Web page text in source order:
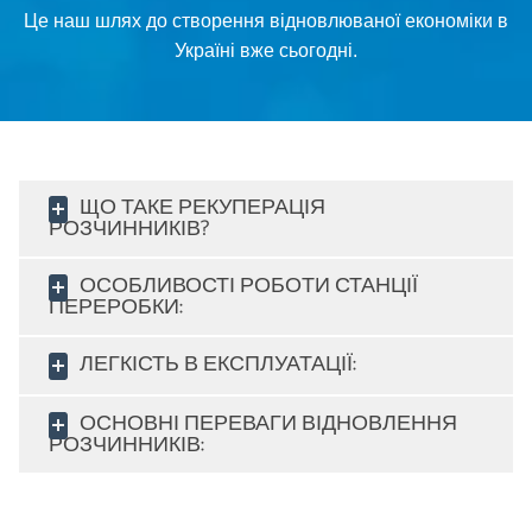
Це наш шлях до створення відновлюваної економіки в
Україні вже сьогодні.
ЩО ТАКЕ РЕКУПЕРАЦІЯ
РОЗЧИННИКІВ?
ОСОБЛИВОСТІ РОБОТИ СТАНЦІЇ
ПЕРЕРОБКИ:
ЛЕГКІСТЬ В ЕКСПЛУАТАЦІЇ:
ОСНОВНІ ПЕРЕВАГИ ВІДНОВЛЕННЯ
РОЗЧИННИКІВ: